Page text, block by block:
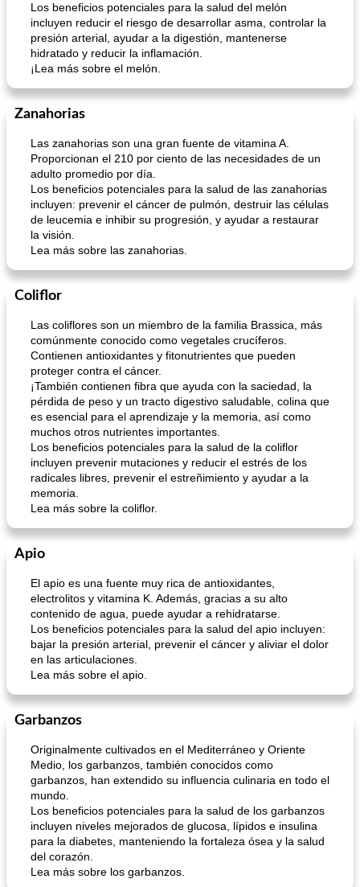
Los beneficios potenciales para la salud del melón
incluyen reducir el riesgo de desarrollar asma, controlar la
presión arterial, ayudar a la digestión, mantenerse
hidratado y reducir la inflamación.
¡Lea más sobre el melón.
Zanahorias
Las zanahorias son una gran fuente de vitamina A.
Proporcionan el 210 por ciento de las necesidades de un
adulto promedio por día.
Los beneficios potenciales para la salud de las zanahorias
incluyen: prevenir el cáncer de pulmón, destruir las células
de leucemia e inhibir su progresión, y ayudar a restaurar
la visión.
Lea más sobre las zanahorias.
Coliflor
Las coliflores son un miembro de la familia Brassica, más
comúnmente conocido como vegetales crucíferos.
Contienen antioxidantes y fitonutrientes que pueden
proteger contra el cáncer.
¡También contienen fibra que ayuda con la saciedad, la
pérdida de peso y un tracto digestivo saludable, colina que
es esencial para el aprendizaje y la memoria, así como
muchos otros nutrientes importantes.
Los beneficios potenciales para la salud de la coliflor
incluyen prevenir mutaciones y reducir el estrés de los
radicales libres, prevenir el estreñimiento y ayudar a la
memoria.
Lea más sobre la coliflor.
Apio
El apio es una fuente muy rica de antioxidantes,
electrolitos y vitamina K. Además, gracias a su alto
contenido de agua, puede ayudar a rehidratarse.
Los beneficios potenciales para la salud del apio incluyen:
bajar la presión arterial, prevenir el cáncer y aliviar el dolor
en las articulaciones.
Lea más sobre el apio.
Garbanzos
Originalmente cultivados en el Mediterráneo y Oriente
Medio, los garbanzos, también conocidos como
garbanzos, han extendido su influencia culinaria en todo el
mundo.
Los beneficios potenciales para la salud de los garbanzos
incluyen niveles mejorados de glucosa, lípidos e insulina
para la diabetes, manteniendo la fortaleza ósea y la salud
del corazón.
Lea más sobre los garbanzos.